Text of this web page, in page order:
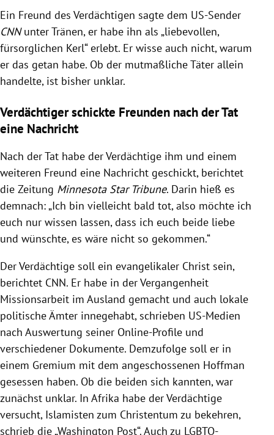
Ein Freund des Verdächtigen sagte dem US-Sender
CNNunter Tränen, er habe ihn als „liebevollen,
fürsorglichen Kerl“ erlebt. Er wisse auch nicht, warum
er das getan habe. Ob der mutmaßliche Täter allein
handelte, ist bisher unklar.
Verdächtiger schickte Freunden nach der Tat
eine Nachricht
Nach der Tat habe der Verdächtige ihm und einem
weiteren Freund eine Nachricht geschickt, berichtet
die Zeitung Minnesota Star Tribune. Darin hieß es
demnach: „Ich bin vielleicht bald tot, also möchte ich
euch nur wissen lassen, dass ich euch beide liebe
und wünschte, es wäre nicht so gekommen.“
Der Verdächtige soll ein evangelikaler Christ sein,
berichtet CNN. Er habe in der Vergangenheit
Missionsarbeit im Ausland gemacht und auch lokale
politische Ämter innegehabt, schrieben US-Medien
nach Auswertung seiner Online-Profile und
verschiedener Dokumente. Demzufolge soll er in
einem Gremium mit dem angeschossenen Hoffman
gesessen haben. Ob die beiden sich kannten, war
zunächst unklar. In Afrika habe der Verdächtige
versucht, Islamisten zum Christentum zu bekehren,
schrieb die „Washington Post“. Auch zu LGBTQ-